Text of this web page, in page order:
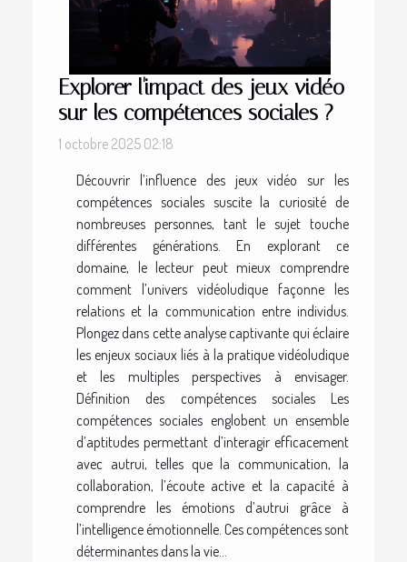
Explorer l'impact des jeux vidéo
sur les compétences sociales ?
1 octobre 2025 02:18
Découvrir l’influence des jeux vidéo sur les
compétences sociales suscite la curiosité de
nombreuses personnes, tant le sujet touche
différentes générations. En explorant ce
domaine, le lecteur peut mieux comprendre
comment l’univers vidéoludique façonne les
relations et la communication entre individus.
Plongez dans cette analyse captivante qui éclaire
les enjeux sociaux liés à la pratique vidéoludique
et les multiples perspectives à envisager.
Définition des compétences sociales Les
compétences sociales englobent un ensemble
d’aptitudes permettant d’interagir efficacement
avec autrui, telles que la communication, la
collaboration, l’écoute active et la capacité à
comprendre les émotions d’autrui grâce à
l’intelligence émotionnelle. Ces compétences sont
déterminantes dans la vie...